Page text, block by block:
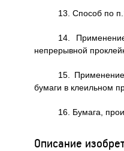
13. Способ по
14.
непрерывной
15.
бумаги в клеильном
16. Бумага,
Описание